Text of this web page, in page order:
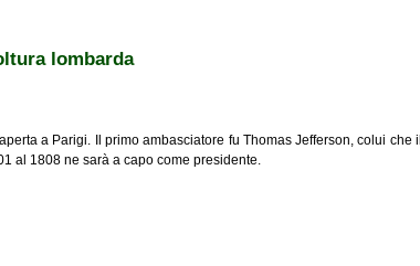
lombarda
a Parigi. Il primo ambasciatore fu Thomas Jefferson, colui che
al 1808 ne sarà a capo come presidente.